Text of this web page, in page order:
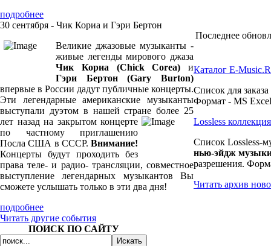
подробнее
30 сентября - Чик Кориа и Гэри Бертон
Великие джазовые музыканты -
живые легенды мирового джаза
Чик Кориа (Chick Corea) и
Гэри Бертон (Gary Burton)
впервые в России дадут публичные концерты.
Эти легендарные американские музыканты
выступали дуэтом в нашей стране более 25
лет назад на закрытом концерте
по частному приглашению
Посла США в СССР. Внимание!
Концерты будут проходить без
права теле- и радио- трансляции, совместное
выступление легендарных музыкантов Вы
сможете услышать только в эти два дня!
подробнее
Читать другие события
ПОИСК ПО САЙТУ
Последнее
Каталог E-
Список для
Формат - MS
Lossless
Список Lossless-
нью-эйдж
разрешения.
Читать архив